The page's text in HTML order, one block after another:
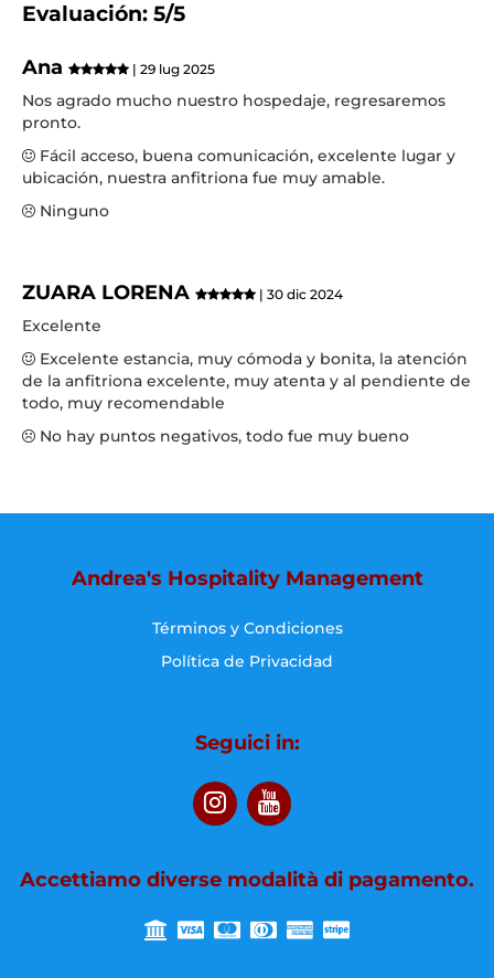
Evaluación: 5/5
Ana | 29 lug 2025
Nos agrado mucho nuestro hospedaje, regresaremos
pronto.
Fácil acceso, buena comunicación, excelente lugar y
ubicación, nuestra anfitriona fue muy amable.
Ninguno
ZUARA LORENA | 30 dic 2024
Excelente
Excelente estancia, muy cómoda y bonita, la atención
de la anfitriona excelente, muy atenta y al pendiente de
todo, muy recomendable
No hay puntos negativos, todo fue muy bueno
Andrea's Hospitality Management
Términos y Condiciones
Política de Privacidad
Seguici in:
Accettiamo diverse modalità di pagamento.